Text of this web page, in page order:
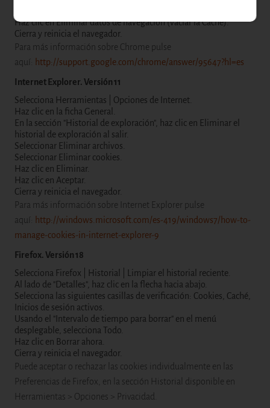
Haz clic en Eliminar datos de navegación (vaciar la Caché).
Cierra y reinicia el navegador.
Para más información sobre Chrome pulse
aquí:
http://support.google.com/chrome/answer/95647?hl=es
Internet Explorer. Versión 11
Selecciona Herramientas | Opciones de Internet.
Haz clic en la ficha General.
En la sección "Historial de exploración", haz clic en Eliminar el
historial de exploración al salir.
Seleccionar Eliminar archivos.
Seleccionar Eliminar cookies.
Haz clic en Eliminar.
Haz clic en Aceptar.
Cierra y reinicia el navegador.
Para más información sobre Internet Explorer pulse
aquí:
http://windows.microsoft.com/es-419/windows7/how-to-
manage-cookies-in-internet-explorer-9
Firefox. Versión 18
Selecciona Firefox | Historial | Limpiar el historial reciente.
Al lado de "Detalles", haz clic en la flecha hacia abajo.
Selecciona las siguientes casillas de verificación: Cookies, Caché,
Inicios de sesión activos.
Usando el "Intervalo de tiempo para borrar" en el menú
desplegable, selecciona Todo.
Haz clic en Borrar ahora.
Cierra y reinicia el navegador.
Puede aceptar o rechazar las cookies individualmente en las
Preferencias de Firefox, en la sección Historial disponible en
Herramientas > Opciones > Privacidad.